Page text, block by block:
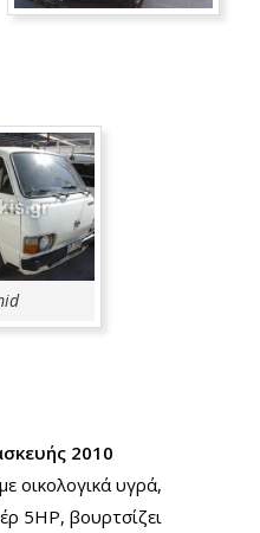
2010
οικολογικά υγρά,
5HP, βουρτσίζει